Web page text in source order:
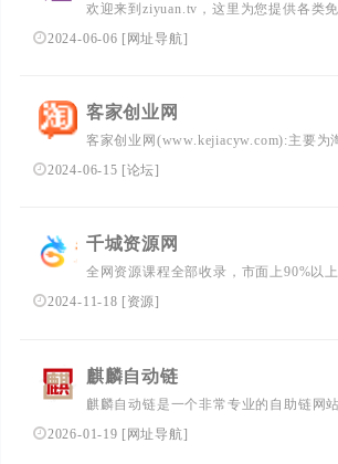
欢迎来到ziyuan.tv，这里为您提供各类
软件、游戏程序、棋牌源码等，一站式
2024-06-06 [ 网址导航]
客家创业网
客家创业网(www.kejiacyw.com):主要为
货源,免费提供淘宝大学开店教程,实战
到宝贝优化排名,从淘宝seo教程到实战
2024-06-15 [论坛]
千城资源网
全网资源课程全部收录，市面上90%以
终身学习，每天都在更新最新课程。千
创业服务，为万千互联网创业者打造最
2024-11-18 [资源]
麒麟自动链
麒麟自动链是一个非常专业的自助链网
提供永久性的自动链广告位，让新老站
机会。无需注册，无需审核，提交网站
2026-01-19 [网址导航]